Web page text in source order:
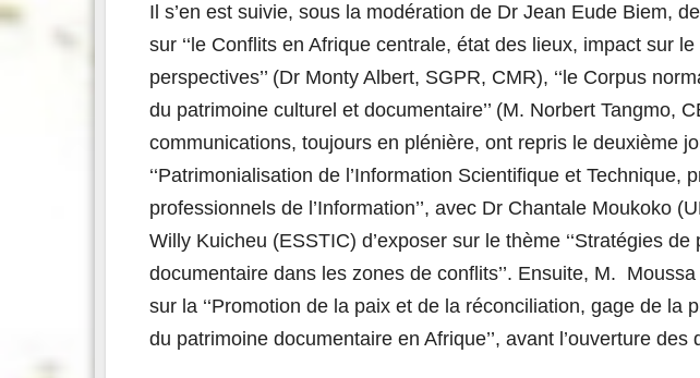
Il s’en est suivie, sous la modération de Dr Jean Eude Biem,
sur ‘‘le Conflits en Afrique centrale, état des lieux, impact sur
perspectives’’ (Dr Monty Albert, SGPR, CMR), ‘‘le Corpus
du patrimoine culturel et documentaire’’ (M. Norbert Tangmo,
communications, toujours en plénière, ont repris le deuxième
‘‘Patrimonialisation de l’Information Scientifique et Technique,
professionnels de l’Information’’, avec Dr Chantale Moukoko
Willy Kuicheu (ESSTIC) d’exposer sur le thème ‘‘Stratégies
documentaire dans les zones de conflits’’. Ensuite, M.
sur la ‘‘Promotion de la paix et de la réconciliation, gage de la
du patrimoine documentaire en Afrique’’, avant l’ouverture des